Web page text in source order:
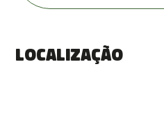
Localização